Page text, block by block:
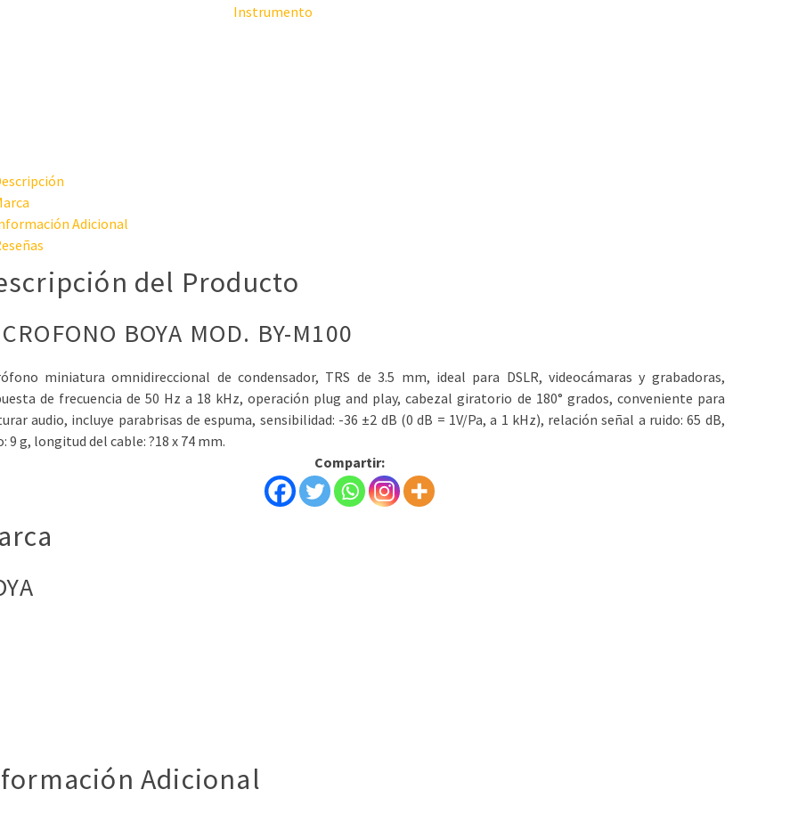
Instrumento
Adicional
del Producto
BOYA MOD. BY-M100
miniatura omnidireccional de condensador, TRS de 3.5 mm, ideal para DSLR, videocámaras y grabadoras,
de frecuencia de 50 Hz a 18 kHz, operación plug and play, cabezal giratorio de 180° grados, conveniente para
audio, incluye parabrisas de espuma, sensibilidad: -36 ±2 dB (0 dB = 1V/Pa, a 1 kHz), relación señal a ruido: 65 dB,
9 g, longitud del cable: ?18 x 74 mm.
Compartir:
Adicional